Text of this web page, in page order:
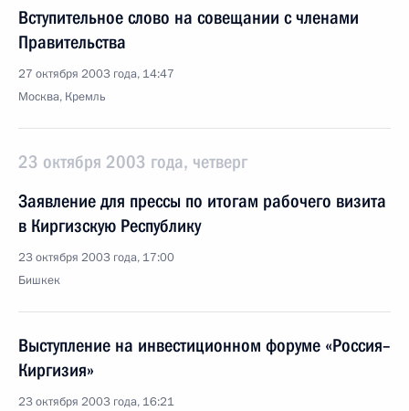
Вступительное слово на совещании с членами
Правительства
27 октября 2003 года, 14:47
Москва, Кремль
23 октября 2003 года, четверг
Заявление для прессы по итогам рабочего визита
в Киргизскую Республику
23 октября 2003 года, 17:00
Бишкек
Выступление на инвестиционном форуме «Россия–
Киргизия»
23 октября 2003 года, 16:21